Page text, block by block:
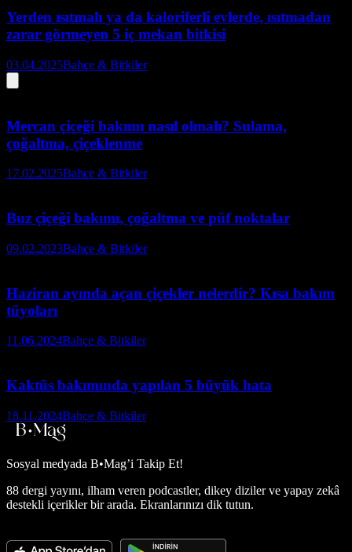
Yerden ısıtmalı ya da kaloriferli evlerde, ısıtmadan
zarar görmeyen 5 iç mekan bitkisi
03.04.2025Bahçe & Bitkiler
Mercan çiçeği bakımı nasıl olmalı? Sulama,
çoğaltma, çiçeklenme
17.02.2025Bahçe & Bitkiler
Buz çiçeği bakımı, çoğaltma ve püf noktalar
09.02.2023Bahçe & Bitkiler
Haziran ayında açan çiçekler nelerdir? Kısa bakım
tüyoları
11.06.2024Bahçe & Bitkiler
Kaktüs bakımında yapılan 5 büyük hata
18.11.2024Bahçe & Bitkiler
Sosyal medyada B•Mag’i Takip Et!
88 dergi yayını, ilham veren podcastler, dikey diziler ve yapay zekâ
destekli içerikler bir arada. Ekranlarınızı dik tutun.